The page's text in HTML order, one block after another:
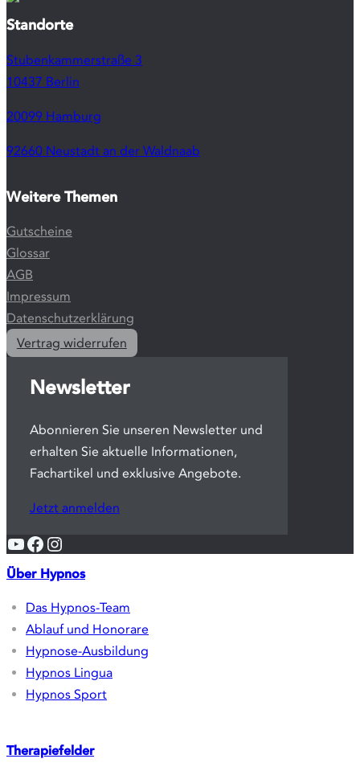
Standorte
Stubenkammerstraße 3
10437 Berlin
20099 Hamburg
92660 Neustadt an der Waldnaab
Weitere Themen
Gutscheine
Glossar
AGB
Impressum
Datenschutzerklärung
Vertrag widerrufen
Newsletter
Abonnieren Sie unseren Newsletter und
erhalten Sie aktuelle Informationen,
Fachartikel und exklusive Angebote.
Jetzt anmelden
YouTube
Facebook
Instagram
Über Hypnos
Das Hypnos-Team
Ablauf und Honorare
Hypnose-Ausbildung
Hypnos Lingua
Hypnos Sport
Therapiefelder